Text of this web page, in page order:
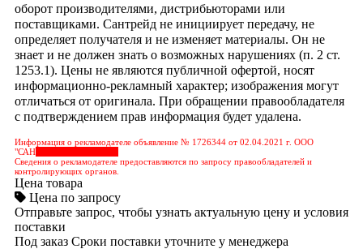
оборот производителями, дистрибьюторами или
поставщиками. Сантрейд не инициирует передачу, не
определяет получателя и не изменяет материалы. Он не
знает и не должен знать о возможных нарушениях (п. 2 ст.
1253.1). Цены не являются публичной офертой, носят
информационно-рекламный характер; изображения могут
отличаться от оригинала. При обращении правообладателя
с подтверждением прав информация будет удалена.
Информация о рекламодателе объявление № 1726344 от 02.04.2021 г. ООО
"САН
Сведения о рекламодателе предоставляются по запросу правообладателей и
контролирующих органов.
Цена товара
Цена по запросу
Отправьте запрос, чтобы узнать актуальную цену и условия
поставки
Под заказ Сроки поставки уточните у менеджера